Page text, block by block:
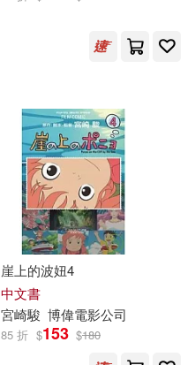
崖上的波妞4
中文書
宮崎駿 博偉電影公司
85 折 $153 $180